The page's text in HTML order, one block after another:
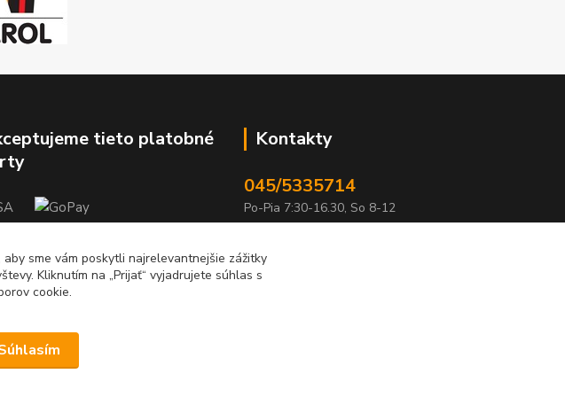
tieto platobné
Kontakty
045/5335714
Po-Pia 7:30-16.30, So 8-12
sme vám poskytli najrelevantnejšie zážitky
Kliknutím na „Prijať“ vyjadrujete súhlas s
cookie.